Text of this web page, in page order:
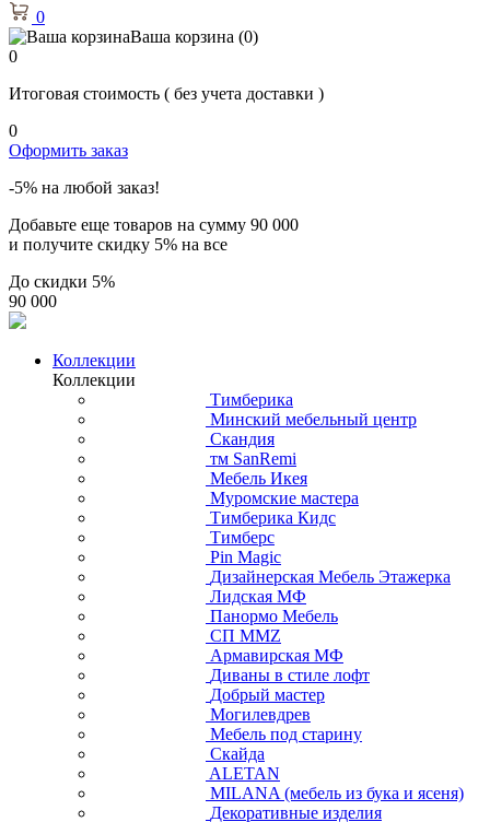
0
Ваша корзина (0)
0
Итоговая стоимость ( без учета доставки )
0
Оформить заказ
-5% на любой заказ!
Добавьте еще товаров на сумму 90 000
и получите скидку 5% на все
До скидки 5%
90 000
Коллекции
Коллекции
Тимберика
Минский мебельный центр
Скандия
тм SanRemi
Мебель Икея
Муромские мастера
Тимберика Кидс
Тимберс
Pin Magic
Дизайнерская Мебель Этажерка
Лидская МФ
Панормо Мебель
СП ММZ
Армавирская МФ
Диваны в стиле лофт
Добрый мастер
Могилевдрев
Мебель под старину
Скайда
ALETAN
MILANA (мебель из бука и ясеня)
Декоративные изделия